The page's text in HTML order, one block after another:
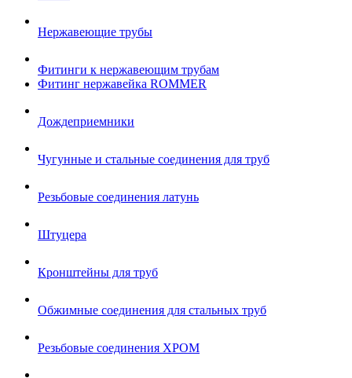
Нержавеющие трубы
Фитинги к нержавеющим трубам
Фитинг нержавейка ROMMER
Дождеприемники
Чугунные и стальные соединения для труб
Резьбовые соединения латунь
Штуцера
Кронштейны для труб
Обжимные соединения для стальных труб
Резьбовые соединения ХРОМ